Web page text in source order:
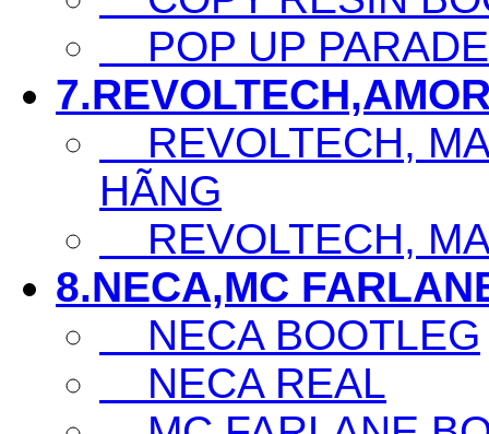
POP UP PARADE
REVOLTECH,
HÃNG
REVOLTECH,
8.NECA,MC
NECA BOOTLEG
NECA REAL